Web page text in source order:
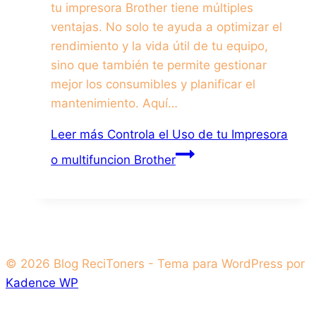
tu impresora Brother tiene múltiples
ventajas. No solo te ayuda a optimizar el
rendimiento y la vida útil de tu equipo,
sino que también te permite gestionar
mejor los consumibles y planificar el
mantenimiento. Aquí…
Leer más Controla el Uso de tu Impresora
o multifuncion Brother
© 2026 Blog ReciToners - Tema para WordPress por
Kadence WP